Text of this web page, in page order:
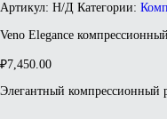
Артикул: Н/Д Категории:
Veno Elegance
₽7,450.00
Элегантный компрессионный